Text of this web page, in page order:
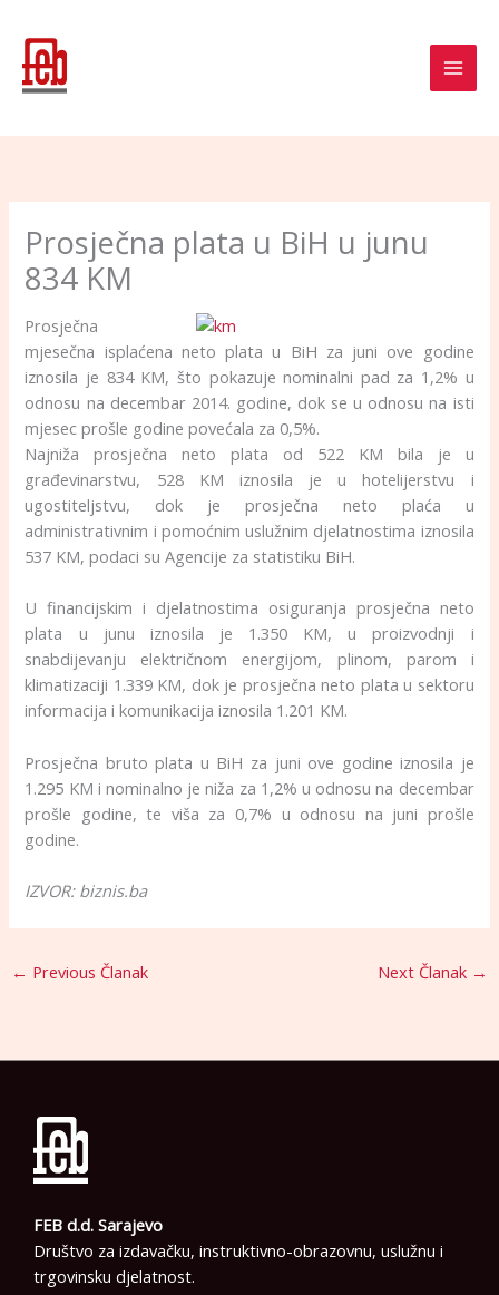
content
Prosječna plata u BiH u junu
834 KM
Prosječna
mjesečna isplaćena neto plata u BiH za juni ove godine
iznosila je 834 KM, što pokazuje nominalni pad za 1,2% u
odnosu na decembar 2014. godine, dok se u odnosu na isti
mjesec prošle godine povećala za 0,5%.
Najniža prosječna neto plata od 522 KM bila je u
građevinarstvu, 528 KM iznosila je u hotelijerstvu i
ugostiteljstvu, dok je prosječna neto plaća u
administrativnim i pomoćnim uslužnim djelatnostima iznosila
537 KM, podaci su Agencije za statistiku BiH.
U financijskim i djelatnostima osiguranja prosječna neto
plata u junu iznosila je 1.350 KM, u proizvodnji i
snabdijevanju električnom energijom, plinom, parom i
klimatizaciji 1.339 KM, dok je prosječna neto plata u sektoru
informacija i komunikacija iznosila 1.201 KM.
Prosječna bruto plata u BiH za juni ove godine iznosila je
1.295 KM i nominalno je niža za 1,2% u odnosu na decembar
prošle godine, te viša za 0,7% u odnosu na juni prošle
godine.
IZVOR: biznis.ba
← Previous Članak Next Članak →
FEB d.d. Sarajevo
Društvo za izdavačku, instruktivno-obrazovnu, uslužnu i
trgovinsku djelatnost.